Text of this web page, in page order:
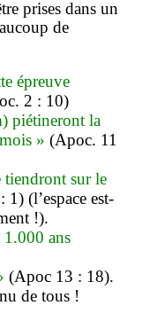
prises dans un
de
épreuve
2 : 10)
piétineront la
» (Apoc. 11
tiendront sur le
(l’espace est-
!).
1.000 ans
(Apoc 13 : 18).
de tous !